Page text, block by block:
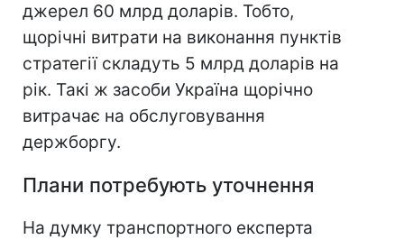
джерел 60 млрд доларів. Тобто,
щорічні витрати на виконання пунктів
стратегії складуть 5 млрд доларів на
рік. Такі ж засоби Україна щорічно
витрачає на обслуговування
держборгу.
Плани потребують уточнення
На думку транспортного експерта